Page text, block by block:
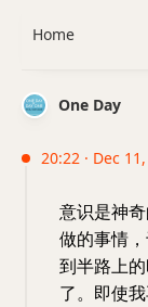
One Day
20:22 · Dec
意识是神
做的事情
到半路上
了。即使
Home